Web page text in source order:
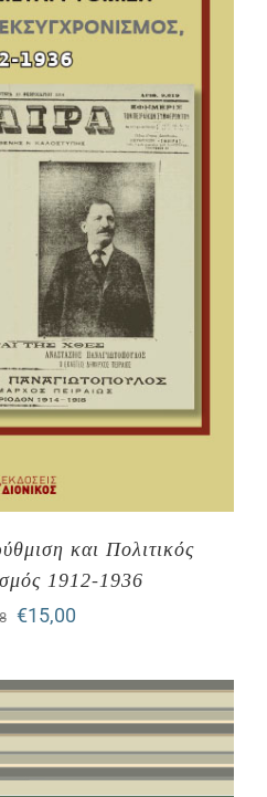
και Πολιτικός
1912-1936
Original
was:
€19,08.
€15,00Η
τιμή
είναι:
€15,00.